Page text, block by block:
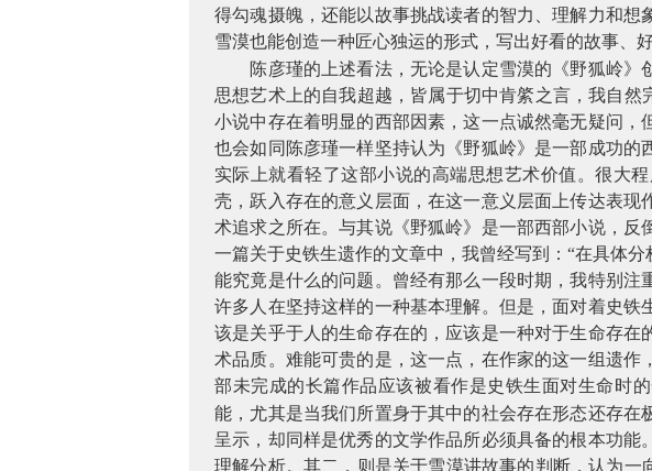
得勾魂摄魄，还能以故事挑战读者的智力、理解力和想
雪漠也能创造一种匠心独运的形式，写出好看的故事、
陈彦瑾的上述看法，无论是认定雪漠的《野狐岭
思想艺术上的自我超越，皆属于切中肯綮之言，我自然
小说中存在着明显的西部因素，这一点诚然毫无疑问
也会如同陈彦瑾一样坚持认为《野狐岭》是一部成功的
实际上就看轻了这部小说的高端思想艺术价值。很大
壳，跃入存在的意义层面，在这一意义层面上传达表
术追求之所在。与其说《野狐岭》是一部西部小说，
一篇关于史铁生遗作的文章中，我曾经写到：“在具体
能究竟是什么的问题。曾经有那么一段时期，我特别
许多人在坚持这样的一种基本理解。但是，面对着史
该是关乎于人的生命存在的，应该是一种对于生命存
术品质。难能可贵的是，这一点，在作家的这一组遗
部未完成的长篇作品应该被看作是史铁生面对生命时
能，尤其是当我们所置身于其中的社会存在形态还存
呈示，却同样是优秀的文学作品所必须具备的根本功
理解分析。其二，则是关于雪漠讲故事的判断，认为